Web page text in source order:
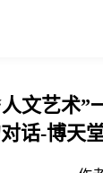
文艺术”
话-博天